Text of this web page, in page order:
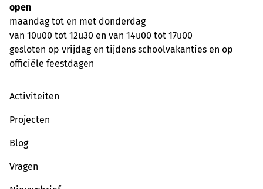
open
maandag tot en met donderdag
van 10u00 tot 12u30 en van 14u00 tot 17u00
gesloten op vrijdag en tijdens schoolvakanties en op
officiële feestdagen
Activiteiten
Projecten
Blog
Vragen